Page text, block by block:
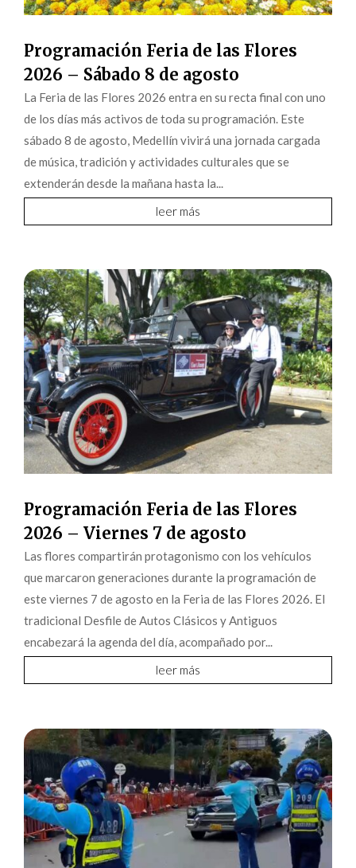
Programación Feria de las Flores
2026 – Sábado 8 de agosto
La Feria de las Flores 2026 entra en su recta final con uno
de los días más activos de toda su programación. Este
sábado 8 de agosto, Medellín vivirá una jornada cargada
de música, tradición y actividades culturales que se
extenderán desde la mañana hasta la...
leer más
Programación Feria de las Flores
2026 – Viernes 7 de agosto
Las flores compartirán protagonismo con los vehículos
que marcaron generaciones durante la programación de
este viernes 7 de agosto en la Feria de las Flores 2026. El
tradicional Desfile de Autos Clásicos y Antiguos
encabezará la agenda del día, acompañado por...
leer más